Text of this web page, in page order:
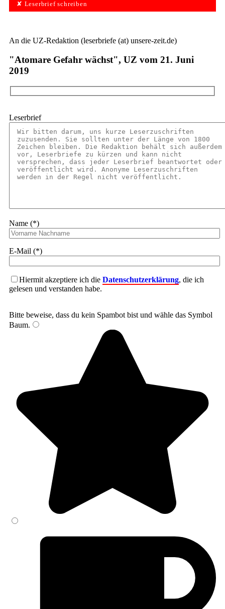
✘ Leserbrief schreiben
An die UZ-Redaktion (leserbriefe (at) unsere-zeit.de)
"Atomare Gefahr wächst", UZ vom 21. Juni
2019
Leserbrief
Name (*)
E-Mail (*)
Hiermit akzeptiere ich die Datenschutzerklärung, die ich
gelesen und verstanden habe.
Bitte beweise, dass du kein Spambot bist und wähle das Symbol
Baum.